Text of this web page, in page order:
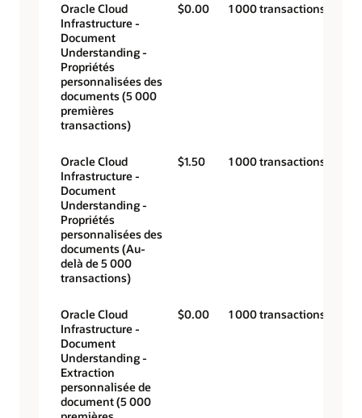
Oracle Cloud
Infrastructure -
Document
Understanding -
Propriétés
personnalisées des
documents (5 000
premières
transactions)
$0.00 1 000 transactions
Oracle Cloud
Infrastructure -
Document
Understanding -
Propriétés
personnalisées des
documents (Au-
delà de 5 000
transactions)
$1.50 1 000 transactions
Oracle Cloud
Infrastructure -
Document
Understanding -
Extraction
personnalisée de
document (5 000
$0.00 1 000 transactions